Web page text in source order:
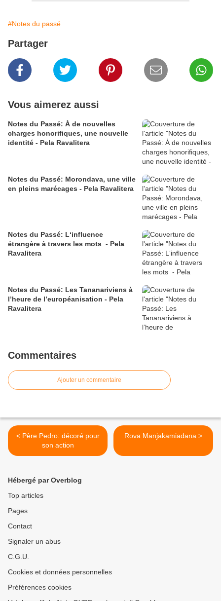
#Notes du passé
Partager
Vous aimerez aussi
Notes du Passé: À de nouvelles
charges honorifiques, une nouvelle
identité - Pela Ravalitera
Notes du Passé: Morondava, une ville
en pleins marécages - Pela Ravalitera
Notes du Passé: L‘influence
étrangère à travers les mots - Pela
Ravalitera
Notes du Passé: Les Tananariviens à
l’heure de l’européanisation - Pela
Ravalitera
Commentaires
Ajouter un commentaire
< Père Pedro: décoré pour
son action
Rova Manjakamiadana >
Hébergé par Overblog
Top articles
Pages
Contact
Signaler un abus
C.G.U.
Cookies et données personnelles
Préférences cookies